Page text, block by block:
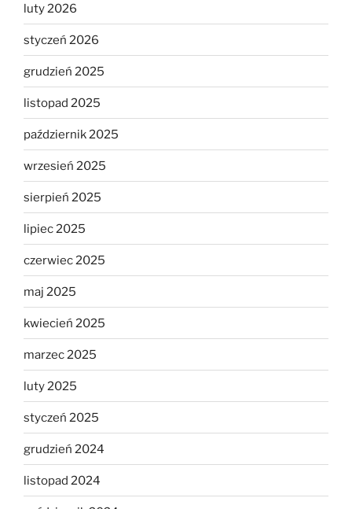
luty 2026
styczeń 2026
grudzień 2025
listopad 2025
październik 2025
wrzesień 2025
sierpień 2025
lipiec 2025
czerwiec 2025
maj 2025
kwiecień 2025
marzec 2025
luty 2025
styczeń 2025
grudzień 2024
listopad 2024